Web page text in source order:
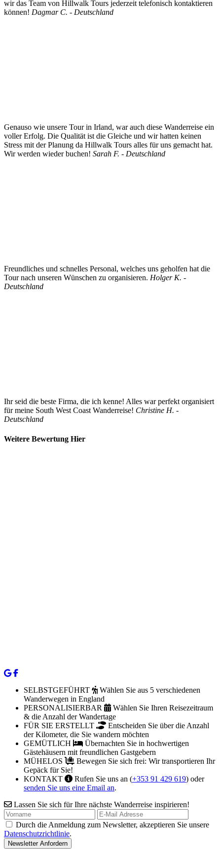
wir das Team von Hillwalk Tours jederzeit telefonisch kontaktieren
können! Dagmar C. - Deutschland
Genauso wie unsere Tour in Irland, war auch diese Wanderreise ein
voller Erfolg. Die Qualität ist die Gleiche und wir hatten keinen
Stress mit der Planung da Hillwalk Tours alles für uns gemacht hat.
Wir werden wieder buchen! Sarah F. - Deutschland
Freundliches und schnelles Personal, welches uns geholfen hat die
Tour nach unseren Wünschen zu organisieren. Holger K. -
Deutschland
Ihr seid die beste Firma, die ich kenne! Alles war perfekt organisiert
für meine South West Coast Wanderreise! Christine H. -
Deutschland
Weitere Bewertung Hier
SELBSTGEFÜHRT
Wählen Sie aus 5 verschiedenen
Wanderwegen in England
PERSONALISIERBAR
Wählen Sie Ihren Reisezeitraum
& die Anzahl der Wandertage
FÜR SIE ERSTELLT
Entscheiden Sie über die Anzahl
der Kilometer, die Sie wandern möchten
GEMÜTLICH
Übernachten Sie in hochwertigen
Gästehäusern mit freundlichen Gastgebern
MÜHELOS
Bewegen Sie sich frei: Wir transportieren Ihr
Gepäck für Sie!
KONTAKT
Rufen Sie uns an (+353 91 429 619) oder
senden Sie uns eine Email an.
Lassen Sie sich für Ihre nächste Wanderreise inspirieren!
Durch die Anmeldung zum Newsletter, akzeptieren Sie unsere
Datenschutzrichtlinie.